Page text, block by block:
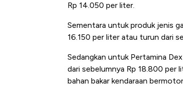
Rp 14.050 per liter.
Sementara untuk produk jenis
16.150 per liter atau turun dari
Sedangkan untuk Pertamina
dari sebelumnya Rp 18.800 per
bahan bakar kendaraan